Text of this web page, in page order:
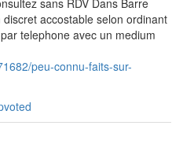
sans RDV Dans Barre
accostable selon ordinant
telephone avec un medium
peu-connu-faits-sur-